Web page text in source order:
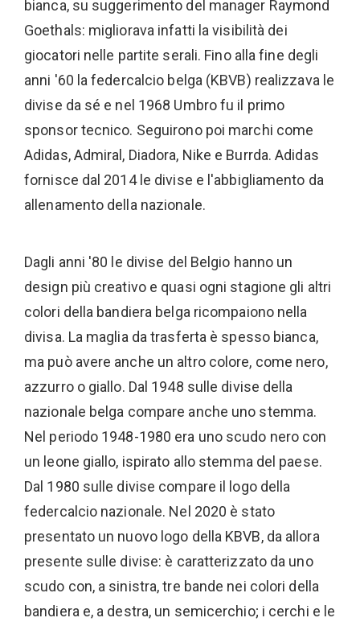
bianca, su suggerimento del manager Raymond
Goethals: migliorava infatti la visibilità dei
giocatori nelle partite serali. Fino alla fine degli
anni '60 la federcalcio belga (KBVB) realizzava le
divise da sé e nel 1968 Umbro fu il primo
sponsor tecnico. Seguirono poi marchi come
Adidas, Admiral, Diadora, Nike e Burrda. Adidas
fornisce dal 2014 le divise e l'abbigliamento da
allenamento della nazionale.
Dagli anni '80 le divise del Belgio hanno un
design più creativo e quasi ogni stagione gli altri
colori della bandiera belga ricompaiono nella
divisa. La maglia da trasferta è spesso bianca,
ma può avere anche un altro colore, come nero,
azzurro o giallo. Dal 1948 sulle divise della
nazionale belga compare anche uno stemma.
Nel periodo 1948-1980 era uno scudo nero con
un leone giallo, ispirato allo stemma del paese.
Dal 1980 sulle divise compare il logo della
federcalcio nazionale. Nel 2020 è stato
presentato un nuovo logo della KBVB, da allora
presente sulle divise: è caratterizzato da uno
scudo con, a sinistra, tre bande nei colori della
bandiera e, a destra, un semicerchio; i cerchi e le